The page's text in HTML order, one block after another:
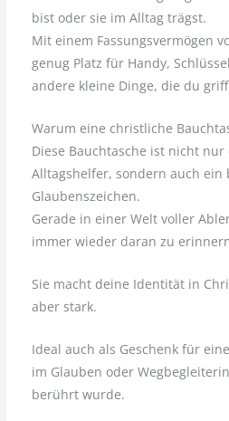
bist oder sie im Alltag trägst.
Mit einem Fassungsvermögen
genug Platz für Handy,
andere kleine Dinge, die du
Warum eine christliche
Diese Bauchtasche ist nicht
Alltagshelfer, sondern auch ein
Glaubenszeichen.
Gerade in einer Welt voller
immer wieder daran zu
Sie macht deine Identität in
aber stark.
Ideal auch als Geschenk für
im Glauben oder
berührt wurde.